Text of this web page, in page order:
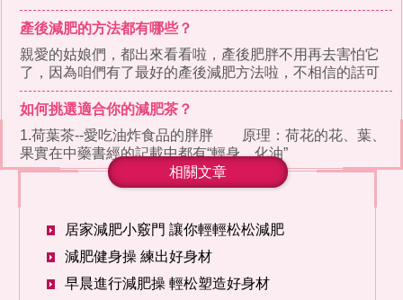
產後減肥的方法都有哪些？
親愛的姑娘們，都出來看看啦，產後肥胖不用再去害怕它
了，因為咱們有了最好的產後減肥方法啦，不相信的話可
以先看下面的介紹嘛，
如何挑選適合你的減肥茶？
1.荷葉茶--愛吃油炸食品的胖胖 原理：荷花的花、葉、
果實在中藥書經的記載中都有“輕身、化油”
相關文章
居家減肥小竅門 讓你輕輕松松減肥
減肥健身操 練出好身材
早晨進行減肥操 輕松塑造好身材